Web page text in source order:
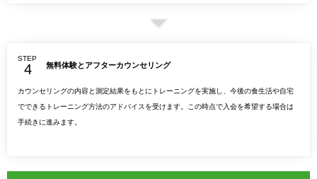
STEP
無料体験とアフターカウンセリング
カウンセリングの内容と測定結果をもとにトレーニングを実施し、今後の食生活や自宅
でできるトレーニング方法のアドバイスを受けます。この時点で入会を希望する場合は
手続きに進みます。